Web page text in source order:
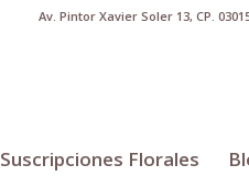
Av. Pintor Xavier Soler 13, CP.
Suscripciones Florales